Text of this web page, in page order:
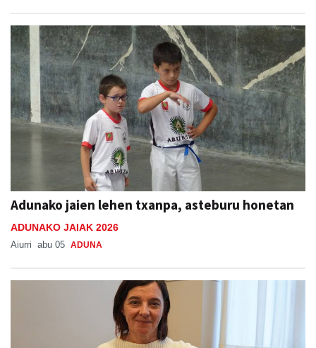
Adunako jaien lehen txanpa, asteburu honetan
ADUNAKO JAIAK 2026
Aiurri abu 05 ADUNA